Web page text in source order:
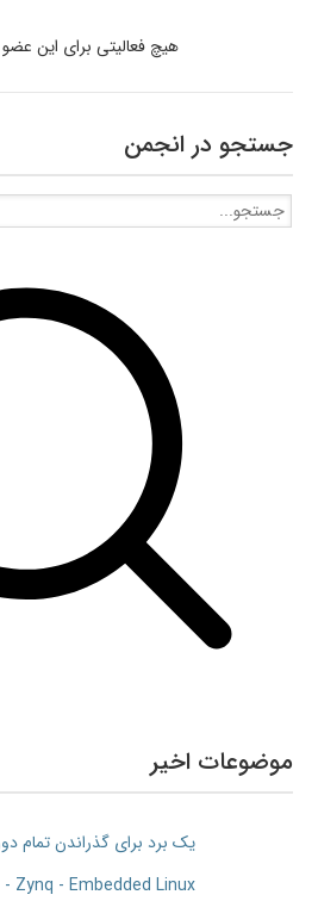
هیچ فعالیتی برای این
جستجو در انجمن
موضوعات اخیر
Zynq - Embedded Linux)